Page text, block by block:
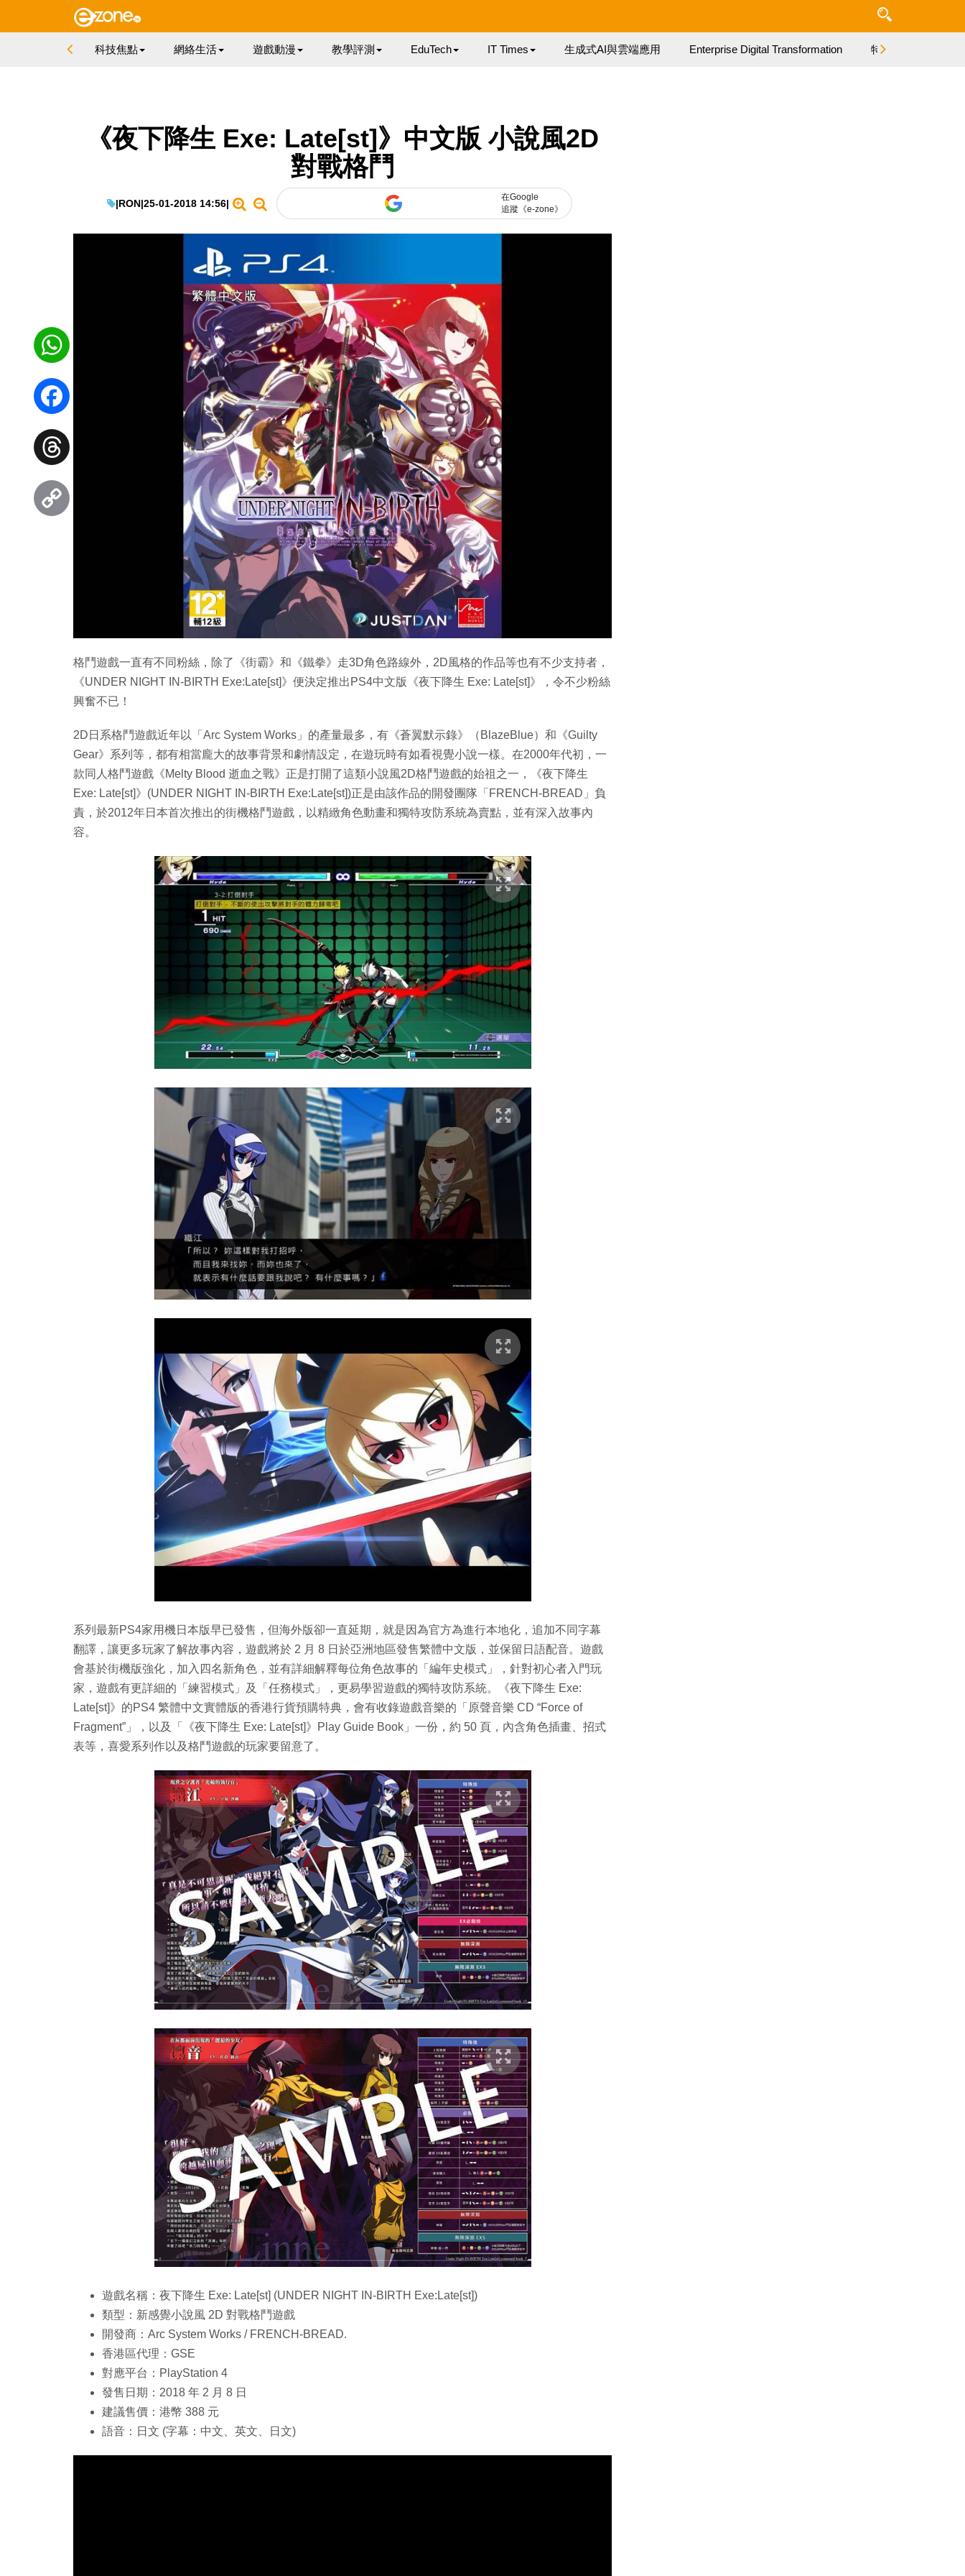
科技焦點 網絡生活 遊戲動漫 教學評測 EduTech IT Times 生成式AI與雲端應用 Enterprise Digital Transformation 特集
《夜下降生 Exe: Late[st]》中文版 小說風2D
對戰格鬥
|RON|25-01-2018 14:56|
在Google
追蹤《e-zone》
格鬥遊戲一直有不同粉絲，除了《街霸》和《鐵拳》走3D角色路線外，2D風格的作品等也有不少支持者，
《UNDER NIGHT IN-BIRTH Exe:Late[st]》便決定推出PS4中文版《夜下降生 Exe: Late[st]》，令不少粉絲
興奮不已！
2D日系格鬥遊戲近年以「Arc System Works」的產量最多，有《蒼翼默示錄》（BlazeBlue）和《Guilty
Gear》系列等，都有相當龐大的故事背景和劇情設定，在遊玩時有如看視覺小說一樣。在2000年代初，一
款同人格鬥遊戲《Melty Blood 逝血之戰》正是打開了這類小說風2D格鬥遊戲的始祖之一，《夜下降生
Exe: Late[st]》(UNDER NIGHT IN-BIRTH Exe:Late[st])正是由該作品的開發團隊「FRENCH-BREAD」負
責，於2012年日本首次推出的街機格鬥遊戲，以精緻角色動畫和獨特攻防系統為賣點，並有深入故事內
容。
系列最新PS4家用機日本版早已發售，但海外版卻一直延期，就是因為官方為進行本地化，追加不同字幕
翻譯，讓更多玩家了解故事內容，遊戲將於 2 月 8 日於亞洲地區發售繁體中文版，並保留日語配音。遊戲
會基於街機版強化，加入四名新角色，並有詳細解釋每位角色故事的「編年史模式」，針對初心者入門玩
家，遊戲有更詳細的「練習模式」及「任務模式」，更易學習遊戲的獨特攻防系統。《夜下降生 Exe:
Late[st]》的PS4 繁體中文實體版的香港行貨預購特典，會有收錄遊戲音樂的「原聲音樂 CD “Force of
Fragment”」，以及「《夜下降生 Exe: Late[st]》Play Guide Book」一份，約 50 頁，內含角色插畫、招式
表等，喜愛系列作以及格鬥遊戲的玩家要留意了。
遊戲名稱：夜下降生 Exe: Late[st] (UNDER NIGHT IN-BIRTH Exe:Late[st])
類型：新感覺小說風 2D 對戰格鬥遊戲
開發商：Arc System Works / FRENCH-BREAD.
香港區代理：GSE
對應平台：PlayStation 4
發售日期：2018 年 2 月 8 日
建議售價：港幣 388 元
語音：日文 (字幕：中文、英文、日文)
WhatsApp
Facebook
Threads